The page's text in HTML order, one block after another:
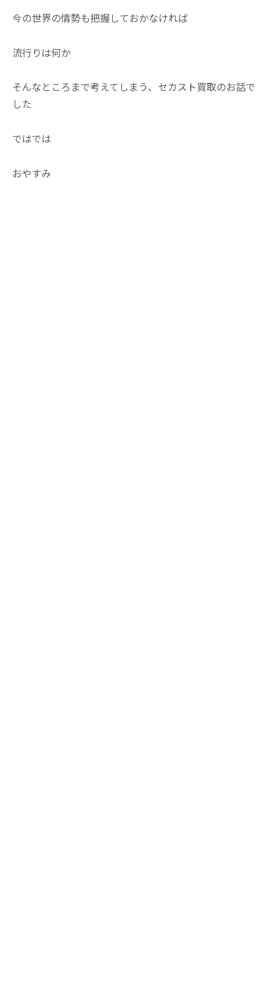
今の世界の情勢も把握しておかなければ
流行りは何か
そんなところまで考えてしまう、セカスト買取のお話で
した
ではでは
おやすみ